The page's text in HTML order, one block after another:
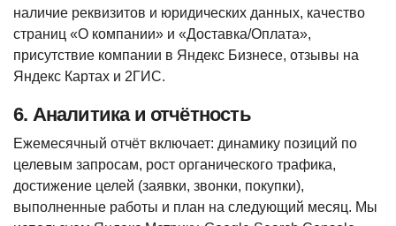
наличие реквизитов и юридических данных, качество
страниц «О компании» и «Доставка/Оплата»,
присутствие компании в Яндекс Бизнесе, отзывы на
Яндекс Картах и 2ГИС.
6. Аналитика и отчётность
Ежемесячный отчёт включает: динамику позиций по
целевым запросам, рост органического трафика,
достижение целей (заявки, звонки, покупки),
выполненные работы и план на следующий месяц. Мы